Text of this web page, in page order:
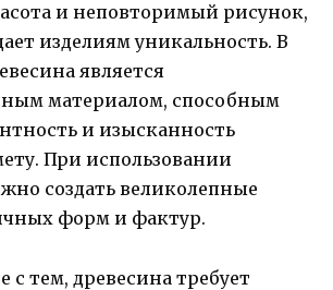
и неповторимый рисунок,
изделиям уникальность. В
является
материалом, способным
и изысканность
При использовании
создать великолепные
форм и фактур.
с тем, древесина требует